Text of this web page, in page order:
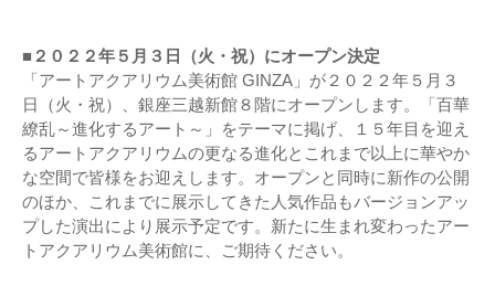
■２０２２年５月３日（火・祝）にオープン決定
「アートアクアリウム美術館 GINZA」が２０２２年５月３
日（火・祝）、銀座三越新館８階にオープンします。「百華
繚乱～進化するアート～」をテーマに掲げ、１５年目を迎え
るアートアクアリウムの更なる進化とこれまで以上に華やか
な空間で皆様をお迎えします。オープンと同時に新作の公開
のほか、これまでに展示してきた人気作品もバージョンアッ
プした演出により展示予定です。新たに生まれ変わったアー
トアクアリウム美術館に、ご期待ください。